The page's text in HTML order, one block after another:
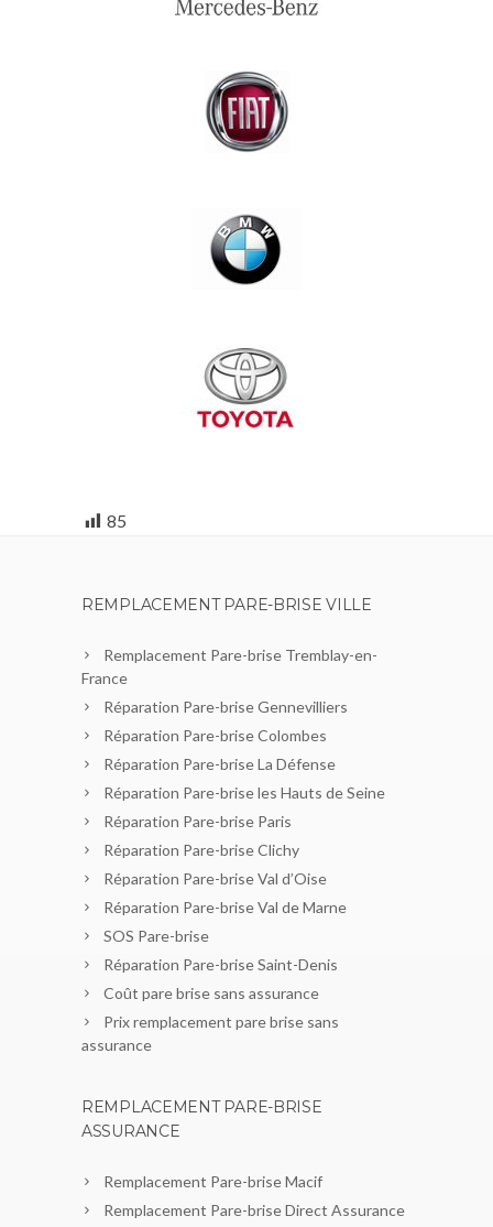
85
REMPLACEMENT PARE-BRISE VILLE
Remplacement Pare-brise Tremblay-en-
France
Réparation Pare-brise Gennevilliers
Réparation Pare-brise Colombes
Réparation Pare-brise La Défense
Réparation Pare-brise les Hauts de Seine
Réparation Pare-brise Paris
Réparation Pare-brise Clichy
Réparation Pare-brise Val d’Oise
Réparation Pare-brise Val de Marne
SOS Pare-brise
Réparation Pare-brise Saint-Denis
Coût pare brise sans assurance
Prix remplacement pare brise sans
assurance
REMPLACEMENT PARE-BRISE
ASSURANCE
Remplacement Pare-brise Macif
Remplacement Pare-brise Direct Assurance